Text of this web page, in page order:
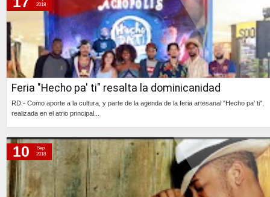
Feria "Hecho pa' ti" resalta la dominicanidad
RD.- Como aporte a la cultura, y parte de la agenda de la feria artesanal "Hecho pa' ti",
realizada en el atrio principal...
2018
10
Sep
2018